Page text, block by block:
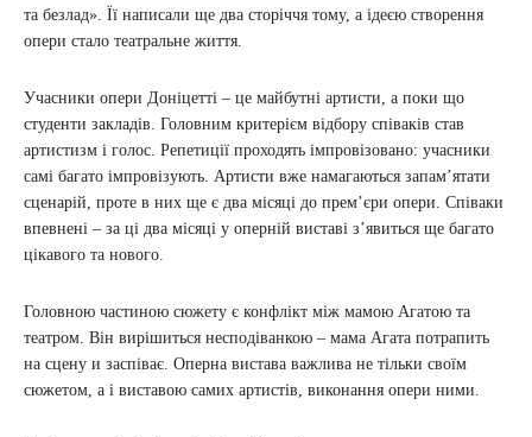
та безлад». Її написали ще два сторіччя тому, а ідеєю створення
опери стало театральне життя.
Учасники опери Доніцетті – це майбутні артисти, а поки що
студенти закладів. Головним критерієм відбору співаків став
артистизм і голос. Репетиції проходять імпровізовано: учасники
самі багато імпровізують. Артисти вже намагаються запам’ятати
сценарій, проте в них ще є два місяці до прем’єри опери. Співаки
впевнені – за ці два місяці у оперній виставі з’явиться ще багато
цікавого та нового.
Головною частиною сюжету є конфлікт між мамою Агатою та
театром. Він вирішиться несподіванкою – мама Агата потрапить
на сцену и заспіває. Оперна вистава важлива не тільки своїм
сюжетом, а і виставою самих артистів, виконання опери ними.